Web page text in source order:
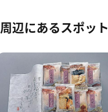
周辺にあるスポット